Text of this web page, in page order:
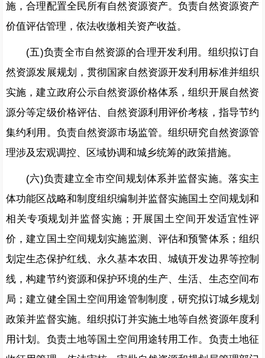
施，合理配置全民所有自然资源资产。负责自然资源资产
价值评估管理，依法收缴相关资产收益。
(五)负责全市自然资源的合理开发利用。组织拟订自
然资源发展规划，贯彻国家自然资源开发利用标准并组织
实施，建立政府公示自然资源价格体系，组织开展自然资
源分等定级价格评估、自然资源利用评价考核，指导节约
集约利用。负责自然资源市场监管。组织研究自然资源管
理涉及宏观调控、区域协调和城乡统筹的政策措施。
(六)负责建立全市空间规划体系并监督实施。落实主
体功能区战略和制度组织编制并监督实施国土空间规划和
相关专项规划并监督实施；开展国土空间开发适宜性评
价，建立国土空间规划实施监测、评估和预警体系；组织
划定生态保护红线、永久基本农田、城镇开发边界等控制
线，构建节约资源和保护环境的生产、生活、生态空间布
局；建立健全国土空间用途管制制度，研究拟订城乡规划
政策并监督实施。组织拟订并实施土地等自然资源年度利
用计划。负责土地等国土空间用途转用工作。负责土地征